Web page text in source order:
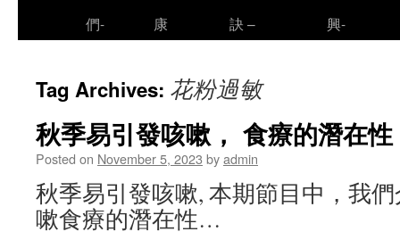
們-
康
訣 –
興-
Tag Archives: 花粉過敏
秋季易引發咳嗽， 食療的潛在
Posted on November 5, 2023 byadmin
秋季易引發咳嗽, 本期節目中，我
嗽食療的潛在性…